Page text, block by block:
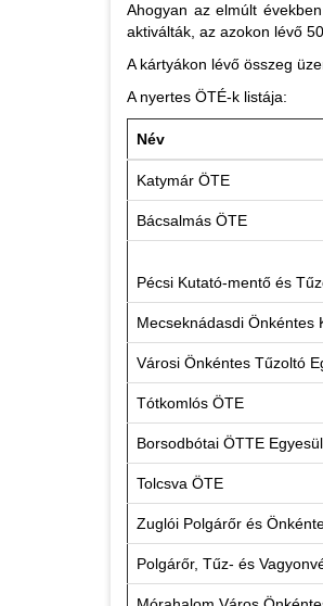
Ahogyan az elmúlt
aktiválták, az azokon lévő
A kártyákon lévő összeg
A nyertes ÖTÉ-k listája:
Név
Katymár ÖTE
Bácsalmás ÖTE
Pécsi Kutató-mentő és
Mecseknádasdi Önkéntes
Városi Önkéntes Tűzoltó
Tótkomlós ÖTE
Borsodbótai ÖTTE
Tolcsva ÖTE
Zuglói Polgárőr és
Polgárőr, Tűz- és